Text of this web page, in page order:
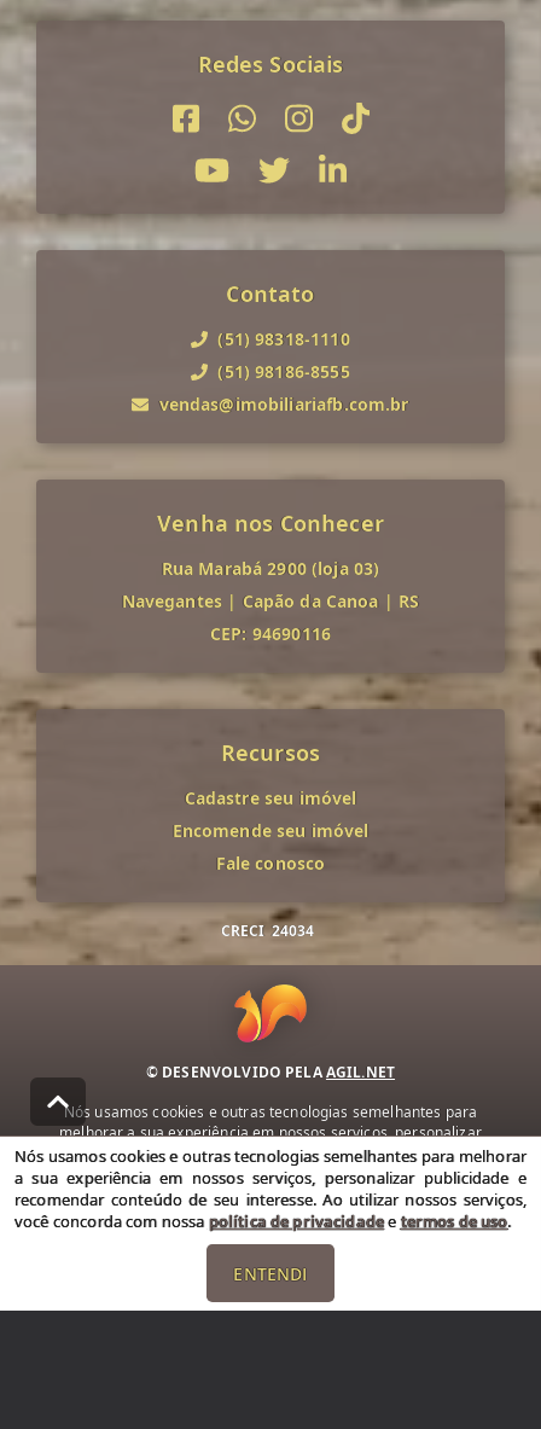
Redes Sociais
Contato
(51) 98318-1110
(51) 98186-8555
vendas@imobiliariafb.com.br
Venha nos Conhecer
Rua Marabá 2900 (loja 03)
Navegantes | Capão da Canoa | RS
CEP: 94690116
Recursos
Cadastre seu imóvel
Encomende seu imóvel
Fale conosco
CRECI 24034
© DESENVOLVIDO PELAAGIL.NET
Nós usamos cookies e outras tecnologias semelhantes para
melhorar a sua experiência em nossos serviços, personalizar
publicidade e recomendar conteúdo de seu interesse. Ao utilizar
nossos serviços, você concorda com nossa política de privacidade e
termos de uso.
Política de Privacidade Termos de uso
Nós usamos cookies e outras tecnologias semelhantes para melhorar
a sua experiência em nossos serviços, personalizar publicidade e
recomendar conteúdo de seu interesse. Ao utilizar nossos serviços,
você concorda com nossa política de privacidadeetermos de uso.
ENTENDI